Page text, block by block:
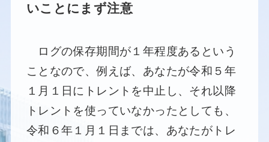
いことにまず注意
ログの保存期間が１年程度あるという
ことなので、例えば、あなたが令和５年
１月１日にトレントを中止し、それ以降
トレントを使っていなかったとしても、
令和６年１月１日までは、あなたがトレ